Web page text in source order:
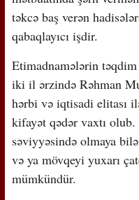
təkcə baş verən
qabaqlayıcı işdir.
Etimadnamələrin
iki il ərzində Rəhman
hərbi və iqtisadi elitası
kifayət qədər vaxtı
səviyyəsində olmaya
və ya mövqeyi yuxarı
mümkündür.